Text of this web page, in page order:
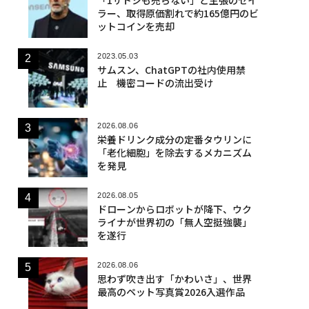
ラー、取得原価割れで約165億円のビ
ットコインを売却
2023.05.03
サムスン、ChatGPTの社内使用禁
止 機密コードの流出受け
2026.08.06
栄養ドリンク成分の定番タウリンに
「老化細胞」を除去するメカニズム
を発見
2026.08.05
ドローンからロボットが降下、ウク
ライナが世界初の「無人空挺強襲」
を遂行
2026.08.06
思わず吹き出す「かわいさ」、世界
最高のペット写真賞2026入選作品